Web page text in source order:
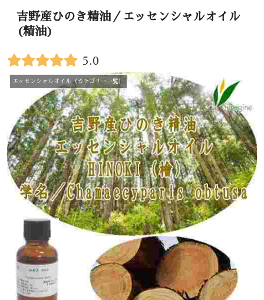
吉野産ひのき精油／エッセンシャルオイル
(精油)
5.0
エッセンシャルオイル（カテゴリー一覧）